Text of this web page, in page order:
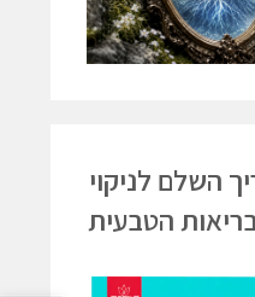
השלם לניקוי
הטבעית